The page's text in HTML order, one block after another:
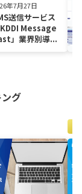
年7月27日
送信サービス
KDDI Message
」業界別導...
グ